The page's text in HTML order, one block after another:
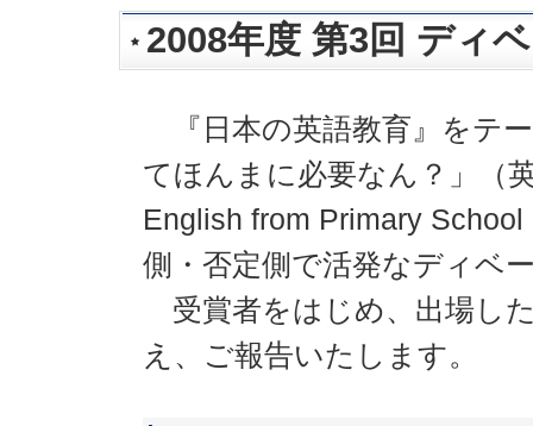
2008年度 第3回 ディ
『日本の英語教育』をテ
てほんまに必要なん？」（
English from Primary
側・否定側で活発なディベ
受賞者をはじめ、出場し
え、ご報告いたします。